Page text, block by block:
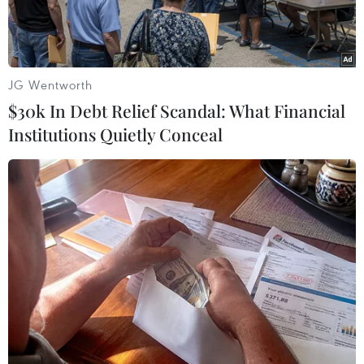
Quang cảnh Hội nghị. (Ảnh: Thanh Tùng/TTXVN)
Ngày 31/7, tại thành phố Hải Phòng, Ban Tuyên
giáo Trung ương tổ chức Hội nghị toàn quốc
tổng kết 10 năm thực hiện Kết luận số 100-
KL/TW, ngày 18/8/2014 của Ban Bí thư (khóa XI)
JG Wentworth
$30k In Debt Relief Scandal: What Financial
Institutions Quietly Conceal